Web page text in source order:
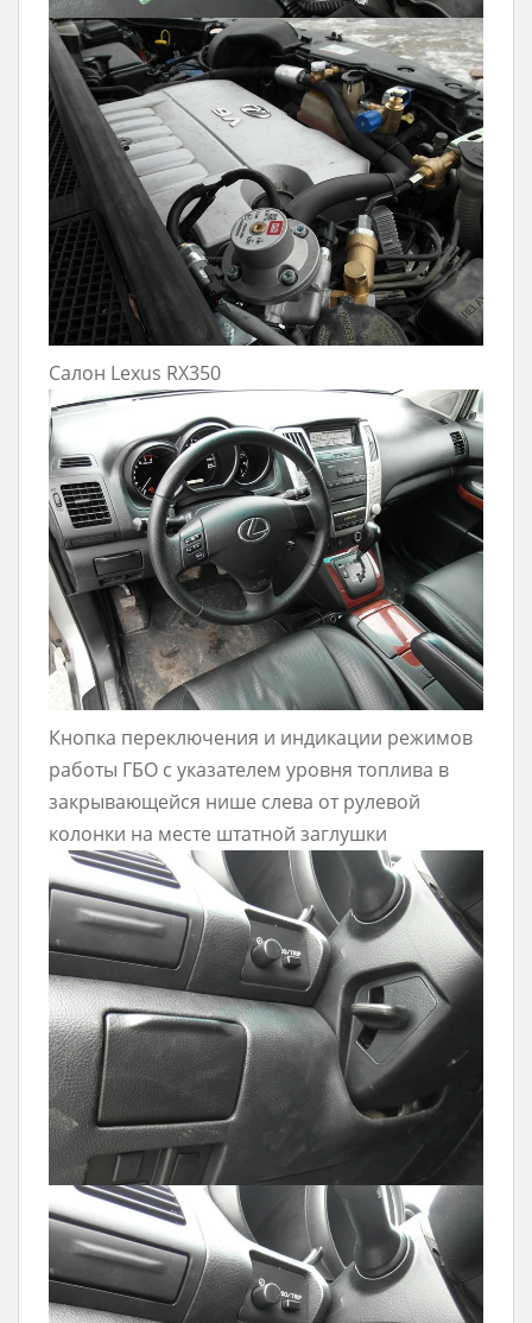
Салон Lexus RX350
Кнопка переключения и индикации режимов
работы ГБО с указателем уровня топлива в
закрывающейся нише слева от рулевой
колонки на месте штатной заглушки